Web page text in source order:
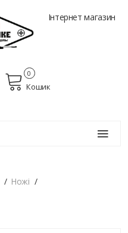
Інтернет магазин
Кошик
0
Ножі